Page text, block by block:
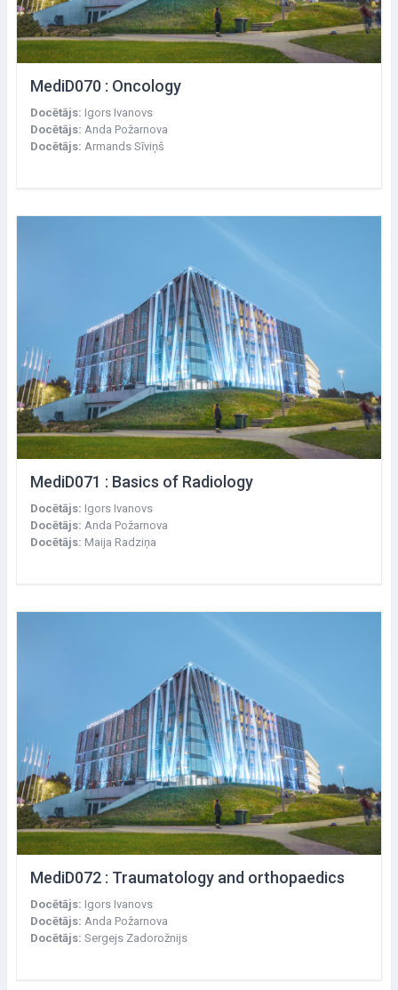
MediD070 : Oncology
Docētājs: Igors Ivanovs
Docētājs: Anda Požarnova
Docētājs: Armands Sīviņš
MediD071 : Basics of Radiology
Docētājs: Igors Ivanovs
Docētājs: Anda Požarnova
Docētājs: Maija Radziņa
MediD072 : Traumatology and orthopaedics
Docētājs: Igors Ivanovs
Docētājs: Anda Požarnova
Docētājs: Sergejs Zadorožnijs